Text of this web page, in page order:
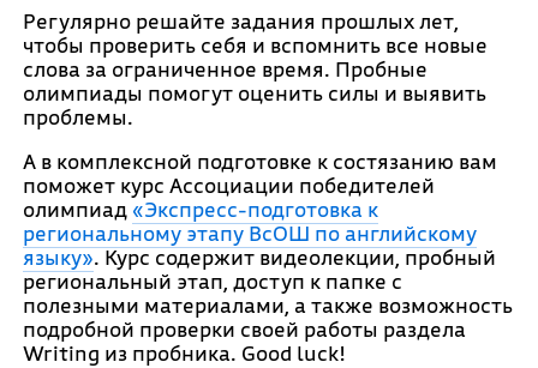
Регулярно решайте задания прошлых лет,
чтобы проверить себя и вспомнить все новые
слова за ограниченное время. Пробные
олимпиады помогут оценить силы и выявить
проблемы.
А в комплексной подготовке к состязанию вам
поможет курс Ассоциации победителей
олимпиад «Экспресс-подготовка к
региональному этапу ВсОШ по английскому
языку». Курс содержит видеолекции, пробный
региональный этап, доступ к папке с
полезными материалами, а также возможность
подробной проверки своей работы раздела
Writing из пробника. Good luck!